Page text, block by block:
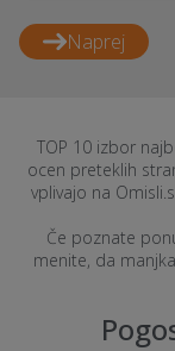
Naprej
TOP 10 izbor
ocen preteklih
vplivajo na
Če poznate
menite, da